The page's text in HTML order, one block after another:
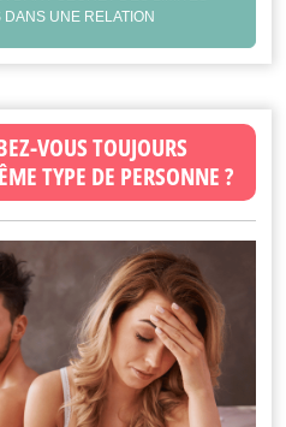
UNE RELATION
VOUS TOUJOURS
TYPE DE PERSONNE ?